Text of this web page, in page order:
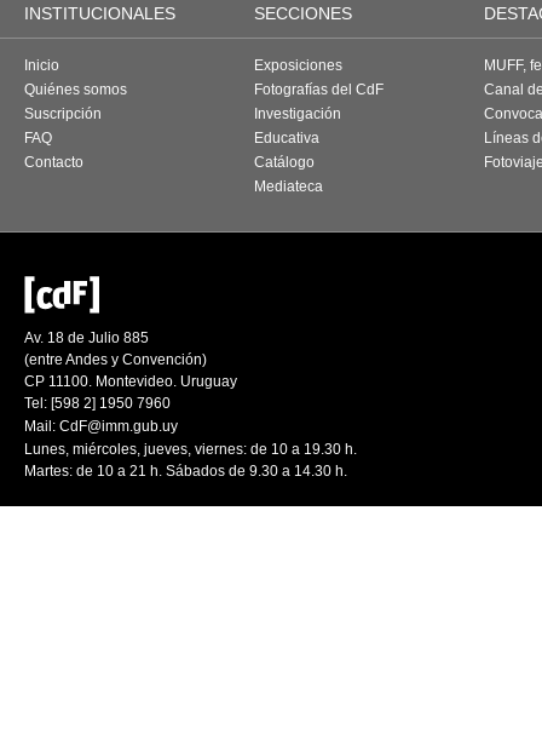
INSTITUCIONALES SECCIONES
Inicio
Quiénes somos
Suscripción
FAQ
Contacto
Exposiciones
Fotografías del CdF
Investigación
Educativa
Catálogo
Mediateca
MUFF,
Canal
Líneas
Av. 18 de Julio 885
(entre Andes y Convención)
CP 11100. Montevideo. Uruguay
Tel: [598 2] 1950 7960
Mail: CdF@imm.gub.uy
Lunes, miércoles, jueves, viernes: de 10 a 19.30 h.
Martes: de 10 a 21 h. Sábados de 9.30 a 14.30 h.